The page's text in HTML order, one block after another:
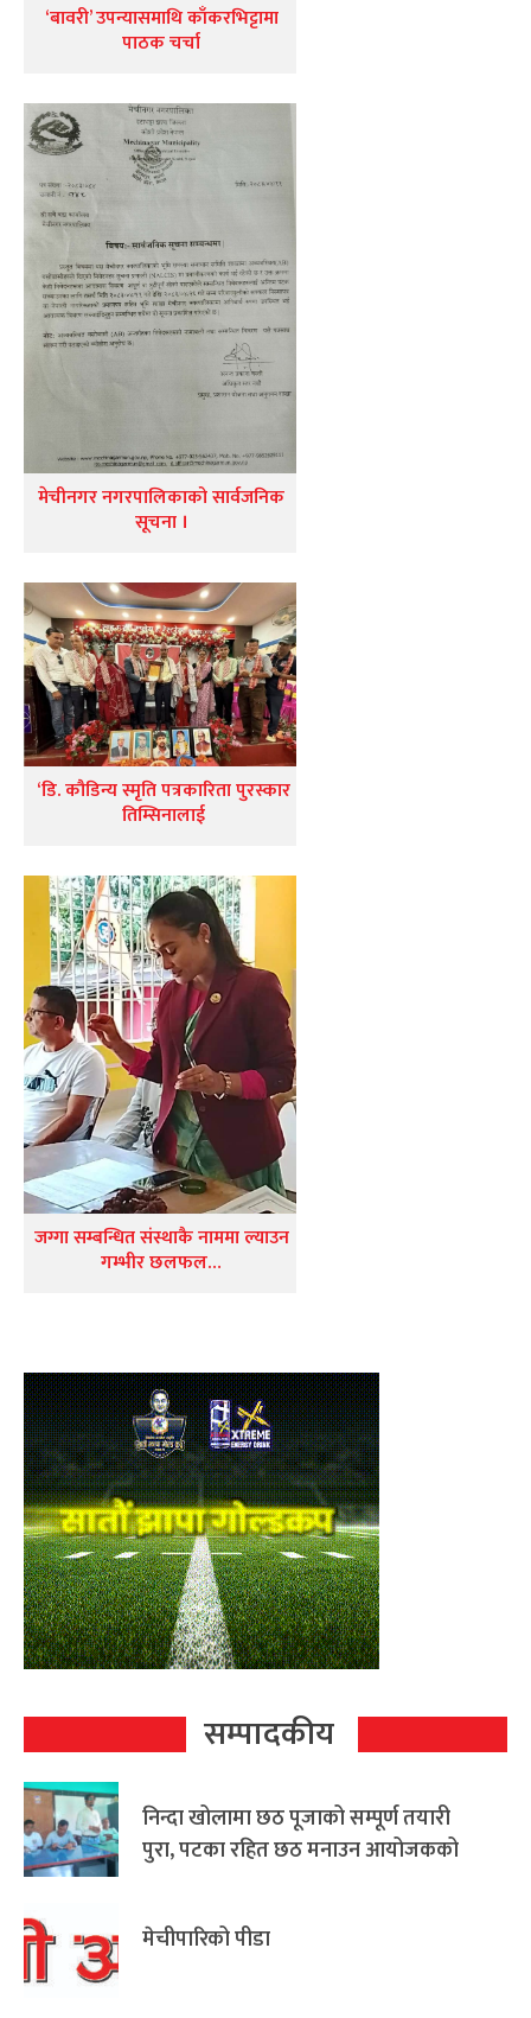
‘बावरी’ उपन्यासमाथि काँकरभिट्टामा
पाठक चर्चा
मेचीनगर नगरपालिकाको सार्वजनिक
सूचना ।
‘डि. कौडिन्य स्मृति पत्रकारिता पुरस्कार
तिम्सिनालाई
जग्गा सम्बन्धित संस्थाकै नाममा ल्याउन
गम्भीर छलफल…
सम्पादकीय
निन्दा खोलामा छठ पूजाको सम्पूर्ण तयारी
पुरा, पटका रहित छठ मनाउन आयोजकको
मेचीपारिको पीडा